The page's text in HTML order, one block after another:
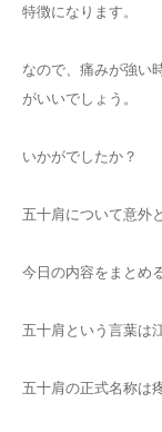
特徴になります。
なので、痛みが強い
がいいでしょう。
いかがでしたか？
五十肩について意外
今日の内容をまとめ
五十肩という言葉は
五十肩の正式名称は